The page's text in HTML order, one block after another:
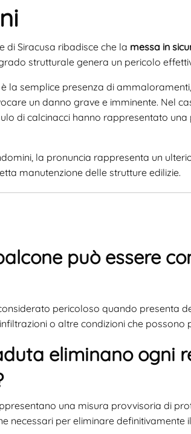
di Siracusa ribadisce che la messa in
strutturale genera un pericolo
la semplice presenza di
un danno grave e imminente. Nel
di calcinacci hanno rappresentato
la pronuncia rappresenta un
manutenzione delle strutture edilizie.
può essere
pericoloso quando presenta
o altre condizioni che possono
eliminano ogni
una misura provvisoria di
necessari per eliminare definitivamente